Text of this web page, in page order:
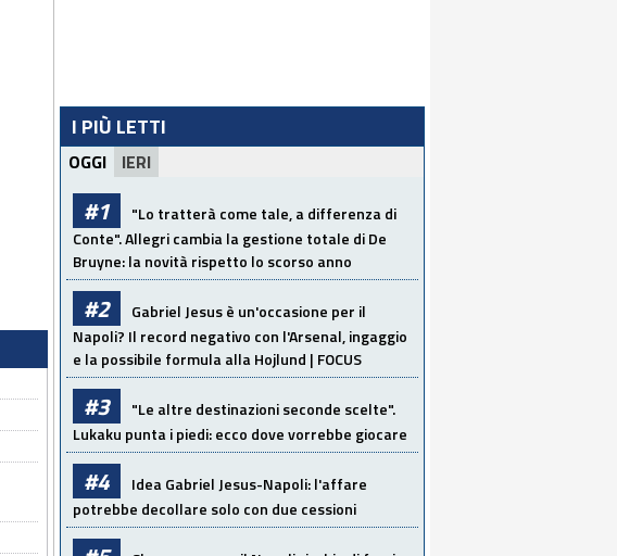
I PIÙ LETTI
OGGI IERI
#1
"Lo tratterà come tale, a differenza di
Conte". Allegri cambia la gestione totale di De
Bruyne: la novità rispetto lo scorso anno
#2
Gabriel Jesus è un'occasione per il
Napoli? Il record negativo con l'Arsenal, ingaggio
e la possibile formula alla Hojlund | FOCUS
#3
"Le altre destinazioni seconde scelte".
Lukaku punta i piedi: ecco dove vorrebbe giocare
#4
Idea Gabriel Jesus-Napoli: l'affare
potrebbe decollare solo con due cessioni